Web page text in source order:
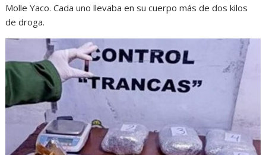
Molle Yaco. Cada uno llevaba en su cuerpo más de dos kilos
de droga.